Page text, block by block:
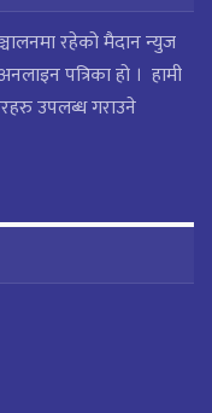
रहेको मैदान न्युज
पत्रिका हो । हामी
उपलब्ध गराउने